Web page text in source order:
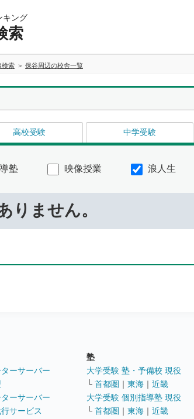
キング
索
検索 保谷周辺の校舎一覧
高校受験 中学受験
塾 映像授業 浪人生
りません。
ーサーバー
ーサーバー
サービス
塾
大学受験 塾・予備校 現役
└ 首都圏 ｜ 東海 ｜ 近畿
大学受験 個別指導塾 現役
└ 首都圏 ｜ 東海 ｜ 近畿